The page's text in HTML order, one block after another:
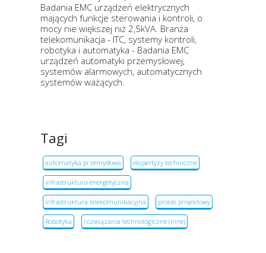
Badania EMC urządzeń elektrycznych
mających funkcje sterowania i kontroli, o
mocy nie większej niż 2,5kVA. Branża
telekomunikacja - ITC, systemy kontroli,
robotyka i automatyka - Badania EMC
urządzeń automatyki przemysłowej,
systemów alarmowych, automatycznych
systemów ważących.
Tagi
automatyka przemysłowa ekspertyzy techniczne
infrastruktura energetyczna
infrastruktura telekomunikacyjna proces projektowy
Robotyka rozwiązania technologiczne (inne)